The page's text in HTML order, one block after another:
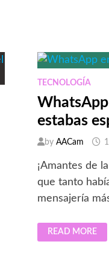
TECNOLOGÍA
estabas
byAACam
¡Amantes de
que tanto
mensajería
WHATSAPP
EN
TU
READ MORE